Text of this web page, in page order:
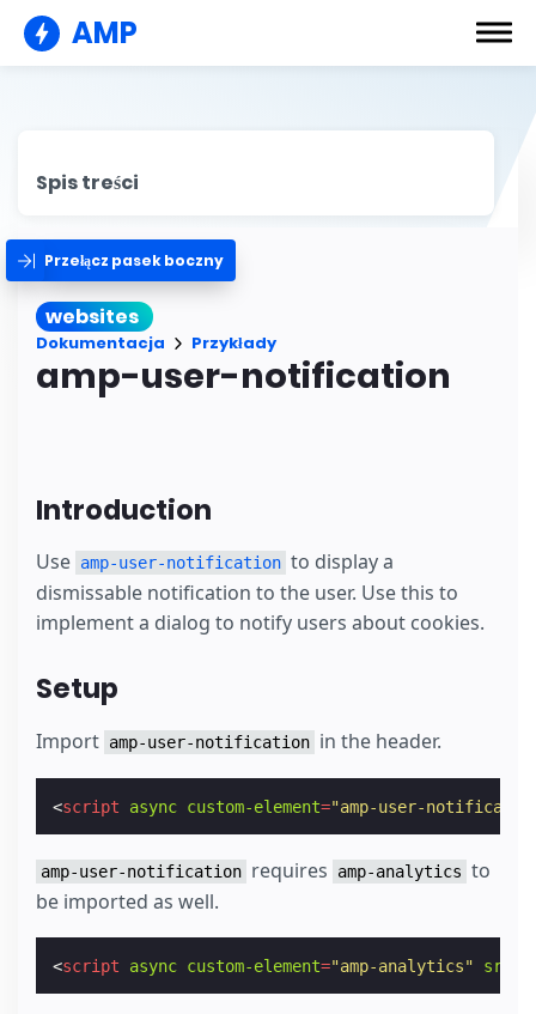
AMP
Spis treści
Przełącz pasek boczny
websites
Dokumentacja Przykłady
amp-user-notification
Introduction
Use amp-user-notification to display a
dismissable notification to the user. Use this to
implement a dialog to notify users about cookies.
Setup
Import amp-user-notification in the header.
<script async custom-element="amp-user-
amp-user-notification requires amp-analytics to
be imported as well.
<script async custom-element="amp-analytics" src